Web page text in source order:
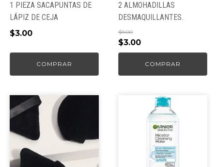
1 PIEZA SACAPUNTAS DE
LÁPIZ DE CEJA
$3.00
COMPRAR
2 ALMOHADILLAS
DESMAQUILLANTES.
$6.00
El
precio
original
era:
$3.00El
precio
actual
es:
COMPRAR